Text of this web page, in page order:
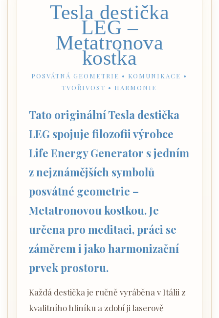
Tesla destička
LEG –
Metatronova
kostka
POSVÁTNÁ GEOMETRIE • KOMUNIKACE •
TVOŘIVOST • HARMONIE
Tato originální Tesla destička
LEG spojuje filozofii výrobce
Life Energy Generator s jedním
z nejznámějších symbolů
posvátné geometrie –
Metatronovou kostkou. Je
určena pro meditaci, práci se
záměrem i jako harmonizační
prvek prostoru.
Každá destička je ručně vyráběna v Itálii z
kvalitního hliníku a zdobí ji laserově